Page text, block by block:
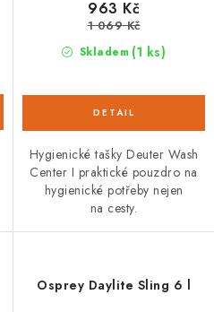
Skladem (1 ks)
963 Kč
1 069 Kč
Hygienické tašky Deuter Wash
Center I praktické pouzdro na
hygienické potřeby nejen
na cesty.
Osprey Daylite Sling 6 l